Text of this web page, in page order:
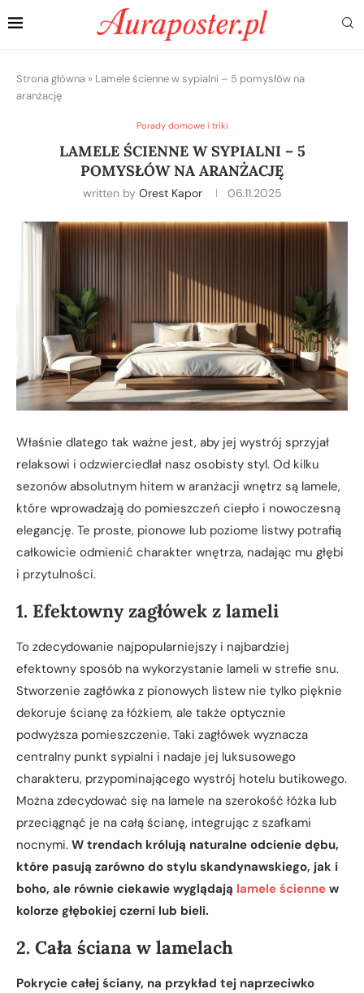
Strona główna » Lamele ścienne w sypialni – 5 pomysłów na
aranżację
Porady domowe i triki
LAMELE ŚCIENNE W SYPIALNI – 5
POMYSŁÓW NA ARANŻACJĘ
written by Orest Kapor 06.11.2025
Właśnie dlatego tak ważne jest, aby jej wystrój sprzyjał
relaksowi i odzwierciedlał nasz osobisty styl. Od kilku
sezonów absolutnym hitem w aranżacji wnętrz są lamele,
które wprowadzają do pomieszczeń ciepło i nowoczesną
elegancję. Te proste, pionowe lub poziome listwy potrafią
całkowicie odmienić charakter wnętrza, nadając mu głębi
i przytulności.
1. Efektowny zagłówek z lameli
To zdecydowanie najpopularniejszy i najbardziej
efektowny sposób na wykorzystanie lameli w strefie snu.
Stworzenie zagłówka z pionowych listew nie tylko pięknie
dekoruje ścianę za łóżkiem, ale także optycznie
podwyższa pomieszczenie. Taki zagłówek wyznacza
centralny punkt sypialni i nadaje jej luksusowego
charakteru, przypominającego wystrój hotelu butikowego.
Można zdecydować się na lamele na szerokość łóżka lub
przeciągnąć je na całą ścianę, integrując z szafkami
nocnymi. W trendach królują naturalne odcienie dębu,
które pasują zarówno do stylu skandynawskiego, jak i
boho, ale równie ciekawie wyglądają lamele ścienne w
kolorze głębokiej czerni lub bieli.
2. Cała ściana w lamelach
Pokrycie całej ściany, na przykład tej naprzeciwko